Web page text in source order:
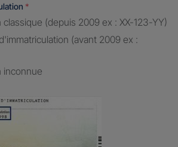
*
classique (depuis 2009 ex : XX-123-YY)
(avant 2009 ex :
inconnue